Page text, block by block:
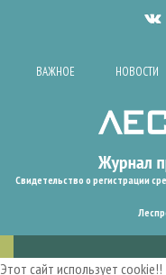
ВАЖНОЕ НОВОСТИ
Свидетельство о регистрации
Этот сайт использует cookie!!